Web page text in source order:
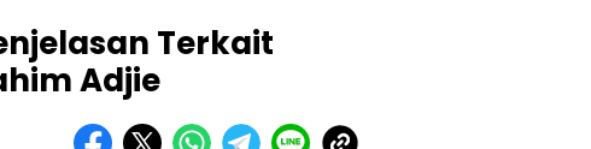
Terkait
Adjie